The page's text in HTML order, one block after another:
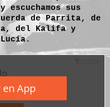
escuchamos sus
de Parrita, de
del Kalifa y